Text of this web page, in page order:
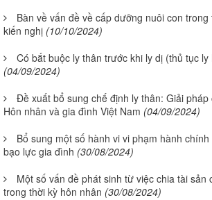
Bàn về vấn đề về cấp dưỡng nuôi con
kiến nghị (10/10/2024)
Có bắt buộc ly thân trước khi ly dị (thủ tục ly
(04/09/2024)
Đề xuất bổ sung chế định ly thân: Giải
Hôn nhân và gia đình Việt Nam (04/09/2024)
Bổ sung một số hành vi vi phạm hành
bạo lực gia đình (30/08/2024)
Một số vấn đề phát sinh từ việc chia tài sản
trong thời kỳ hôn nhân (30/08/2024)